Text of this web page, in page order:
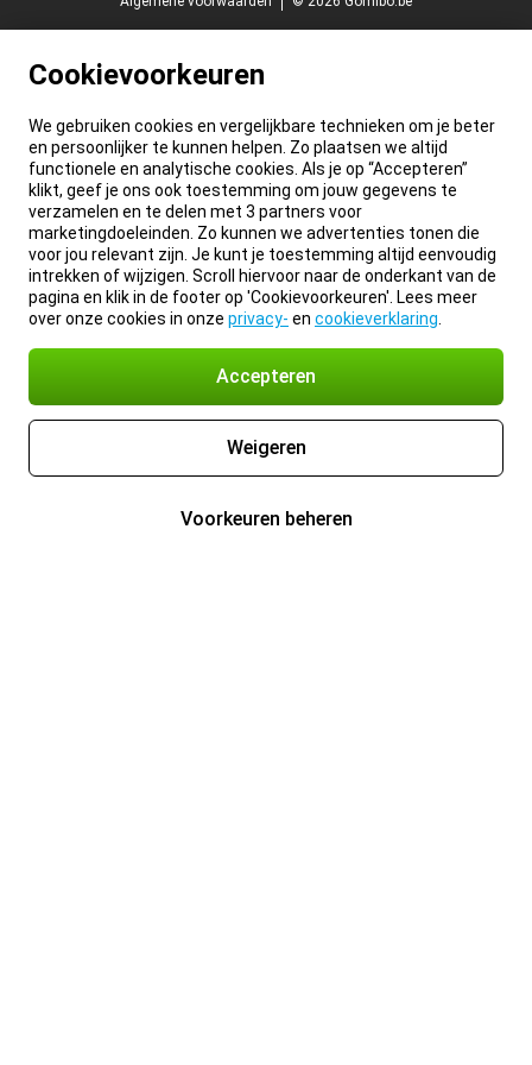
Cookievoorkeuren
We gebruiken cookies en vergelijkbare technieken om je beter
en persoonlijker te kunnen helpen. Zo plaatsen we altijd
functionele en analytische cookies. Als je op “Accepteren”
klikt, geef je ons ook toestemming om jouw gegevens te
verzamelen en te delen met 3 partners voor
marketingdoeleinden. Zo kunnen we advertenties tonen die
voor jou relevant zijn. Je kunt je toestemming altijd eenvoudig
intrekken of wijzigen. Scroll hiervoor naar de onderkant van de
pagina en klik in de footer op 'Cookievoorkeuren'. Lees meer
over onze cookies in onze privacy- en cookieverklaring
Accepteren
Weigeren
Voorkeuren beheren